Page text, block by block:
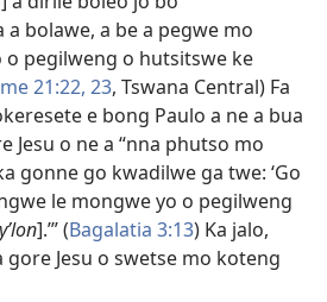
bolawe, a be a pegwe mo
o pegilweng o hutsitswe ke
21:22, 23, Tswana Central) Fa
e bong Paulo a ne a bua
Jesu o ne a “nna phutso mo
gonne go kwadilwe ga twe: ‘Go
le mongwe yo o pegilweng
].’” (Bagalatia 3:13) Ka jalo,
Jesu o swetse mo koteng